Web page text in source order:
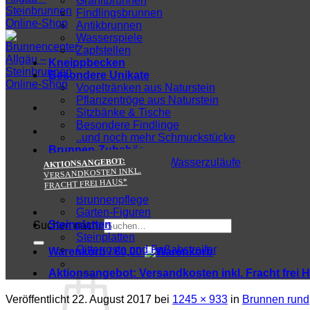
AKTIONSANGEBOT:
VERSANDKOSTEN INKL.
FRACHT FREI HAUS*
Suchen nach:
Warenkorb /€0,00
Findlingsbrunnen
Antikbrunnen
Wasserspiele
Zapfstellen
Kneippbecken
Besondere Unikate
Vogeltränken aus Naturstein
Pflanzentröge aus Naturstein
Sitzbänke & Tische
Besondere Findlinge
..und noch mehr Schmuckstücke
Brunnen-Zubehör
Wasserhähne und Wasserzuläufe
Zu-/Ablauftechnik
Wasserpumpen
Brunnenpflege
Garten-Figuren
Steinplatten
Steinplatten
Gitterroste und Fußabstreifer
Aktionsangebot: Versandkosten inkl. Fracht frei
Veröffentlicht 22. August 2017 bei 1245 × 933 in Brunnen rund